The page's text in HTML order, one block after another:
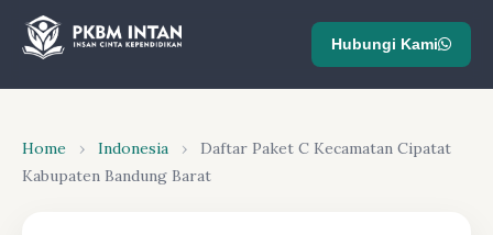
Hubungi Kami
Home › Indonesia ›
Daftar Paket C Kecamatan Cipatat
Kabupaten Bandung Barat